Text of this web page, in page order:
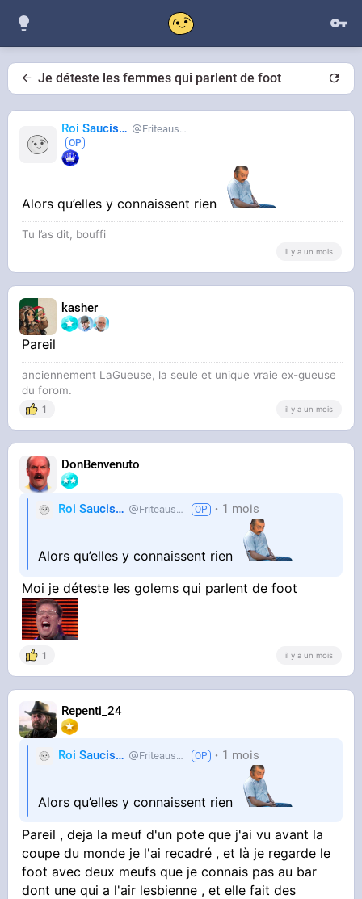
Je déteste les femmes qui parlent de foot
Roi Saucisse Friteausucre
Alors qu’elles y connaissent rien
Tu l’as dit, bouffi
il y a un mois
kasher
Pareil
anciennement LaGueuse, la seule et unique vraie ex-gueuse
du forom.
1 il y a un mois
DonBenvenuto
Roi Saucisse Friteausucre 1 mois
Alors qu’elles y connaissent rien
Moi je déteste les golems qui parlent de foot
1 il y a un mois
Repenti_24
Roi Saucisse Friteausucre 1 mois
Alors qu’elles y connaissent rien
Pareil , deja la meuf d'un pote que j'ai vu avant la
coupe du monde je l'ai recadré , et là je regarde le
foot avec deux meufs que je connais pas au bar
dont une qui a l'air lesbienne , et elle fait des